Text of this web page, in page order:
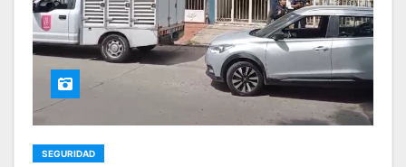
SEGURIDAD